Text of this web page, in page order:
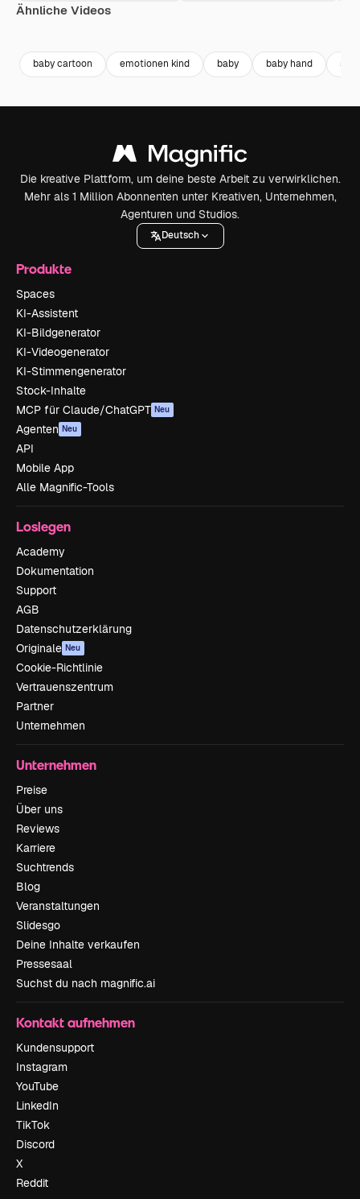
Ähnliche Videos
baby cartoon emotionen kind baby baby hand
Die kreative Plattform, um deine beste Arbeit zu verwirklichen.
Mehr als 1 Million Abonnenten unter Kreativen, Unternehmen,
Agenturen und Studios.
Deutsch
Produkte
Spaces
KI-Assistent
KI-Bildgenerator
KI-Videogenerator
KI-Stimmengenerator
Stock-Inhalte
MCP für Claude/ChatGPT Neu
Agenten Neu
API
Mobile App
Alle Magnific-Tools
Loslegen
Academy
Dokumentation
Support
AGB
Datenschutzerklärung
Originale Neu
Cookie-Richtlinie
Vertrauenszentrum
Partner
Unternehmen
Unternehmen
Preise
Über uns
Reviews
Karriere
Suchtrends
Blog
Veranstaltungen
Slidesgo
Deine Inhalte verkaufen
Pressesaal
Suchst du nach magnific.ai
Kontakt aufnehmen
Kundensupport
Instagram
YouTube
LinkedIn
TikTok
Discord
X
Reddit